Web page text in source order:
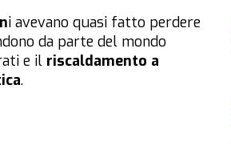
i avevano quasi fatto perdere
da parte del mondo
e il riscaldamento a
.